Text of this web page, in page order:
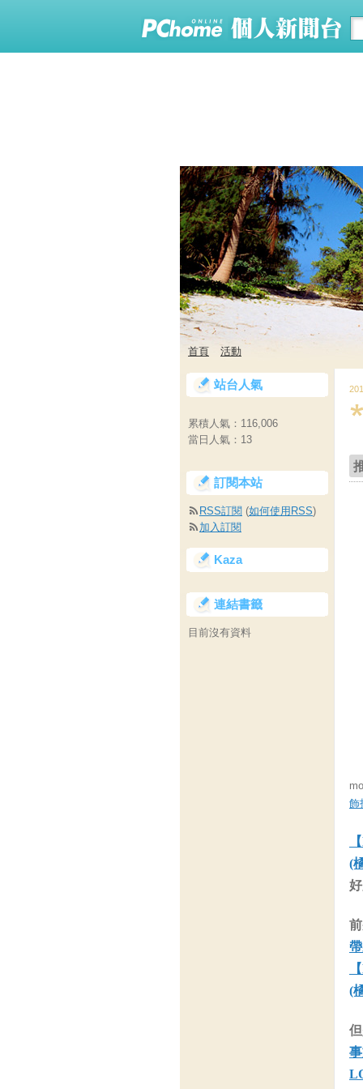
首頁 活動
飾
(
(
站台人氣
累積人氣： 116,006
當日人氣： 13
訂閱本站
RSS訂閱 (如何使用RSS)
加入訂閱
Kaza
連結書籤
目前沒有資料